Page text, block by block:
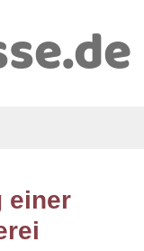
einer